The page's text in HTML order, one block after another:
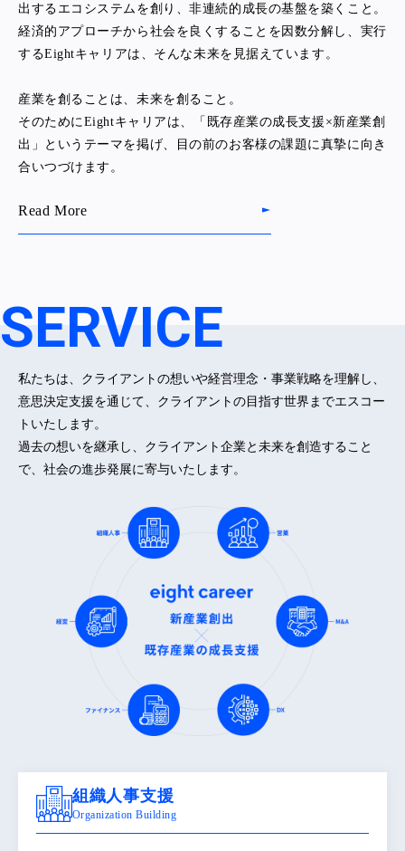
出するエコシステムを創り、非連続的成長の基盤を築くこと。
経済的アプローチから社会を良くすることを因数分解し、実行
するEightキャリアは、そんな未来を見据えています。
産業を創ることは、未来を創ること。
そのためにEightキャリアは、「既存産業の成長支援×新産業創
出」というテーマを掲げ、目の前のお客様の課題に真摯に向き
合いつづけます。
Read More
SERVICE
私たちは、クライアントの想いや経営理念・事業戦略を理解し、
意思決定支援を通じて、クライアントの目指す世界までエスコー
トいたします。
過去の想いを継承し、クライアント企業と未来を創造すること
で、社会の進歩発展に寄与いたします。
組織人事支援
Organization Building